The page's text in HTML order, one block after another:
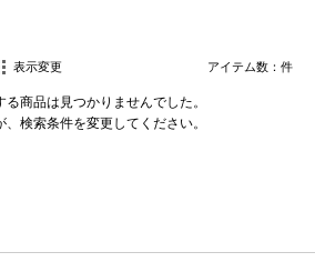
表示変更 アイテム数： 件
る商品は見つかりませんでした。
、検索条件を変更してください。